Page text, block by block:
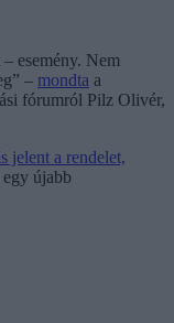
esemény. Nem
– mondta a
fórumról Pilz Olivér,
jelent a rendelet,
újabb